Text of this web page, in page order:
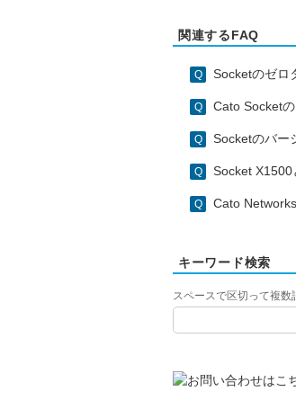
関連するFAQ
Socketのゼロ
Cato Socket
Socketのバー
Socket X1500
Cato
キーワード検索
スペースで区切って複数